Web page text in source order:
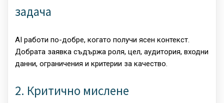
задача
AI работи по-добре, когато получи ясен контекст.
Добрата заявка съдържа роля, цел, аудитория, входни
данни, ограничения и критерии за качество.
2. Критично мислене